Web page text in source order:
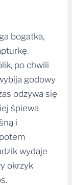
bogatka,
po chwili
godowy
odzywa się
śpiewa
i
wydaje
okrzyk